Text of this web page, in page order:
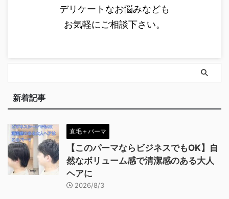
デリケートなお悩みなども
お気軽にご相談下さい。
新着記事
直毛＋パーマ
【このパーマならビジネスでもOK】自
然なボリューム感で清潔感のある大人
ヘアに
2026/8/3